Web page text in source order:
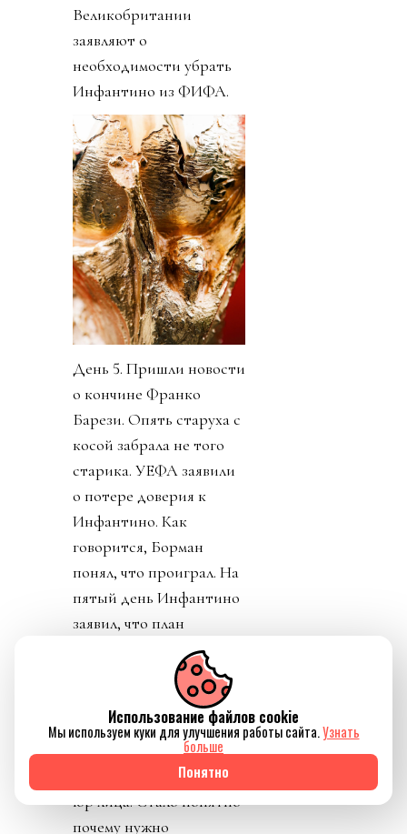
Великобритании
заявляют о
необходимости убрать
Инфантино из ФИФА.
День 5. Пришли новости
о кончине Франко
Барези. Опять старуха с
косой забрала не того
старика. УЕФА заявили
о потере доверия к
Инфантино. Как
говорится, Борман
понял, что проиграл. На
пятый день Инфантино
заявил, что план
отменяется. Пресса
узнала, что Джанни себе
уже выторговал
зарплату в 30 миллионов
долларов в год, и
дивиденды от нового
юр лица. Стало понятно
почему нужно
Использование файлов cookie
Мы используем куки для улучшения работы сайта.Узнать
больше
Понятно